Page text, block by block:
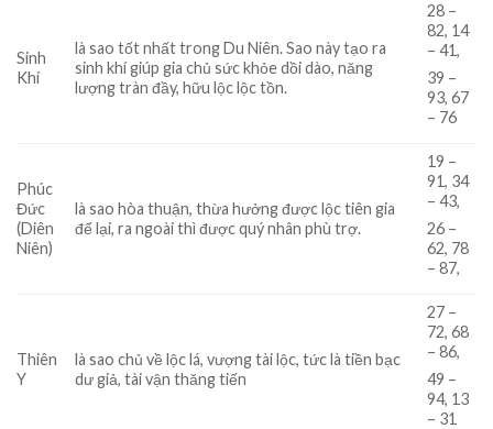
Sinh
Khí
là sao tốt nhất trong Du Niên. Sao này tạo ra
sinh khí giúp gia chủ sức khỏe dồi dào, năng
lượng tràn đầy, hữu lộc lộc tồn.
28 –
82, 14
– 41,
39 –
93, 67
– 76
Phúc
Đức
(Diên
Niên)
là sao hòa thuận, thừa hưởng được lộc tiên gia
để lại, ra ngoài thì được quý nhân phù trợ.
19 –
91, 34
– 43,
26 –
62, 78
– 87,
Thiên
Y
là sao chủ về lộc lá, vượng tài lộc, tức là tiền bạc
dư giả, tài vận thăng tiến
27 –
72, 68
– 86,
49 –
94, 13
– 31